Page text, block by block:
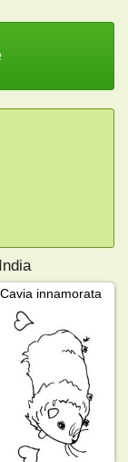
Cavia innamorata